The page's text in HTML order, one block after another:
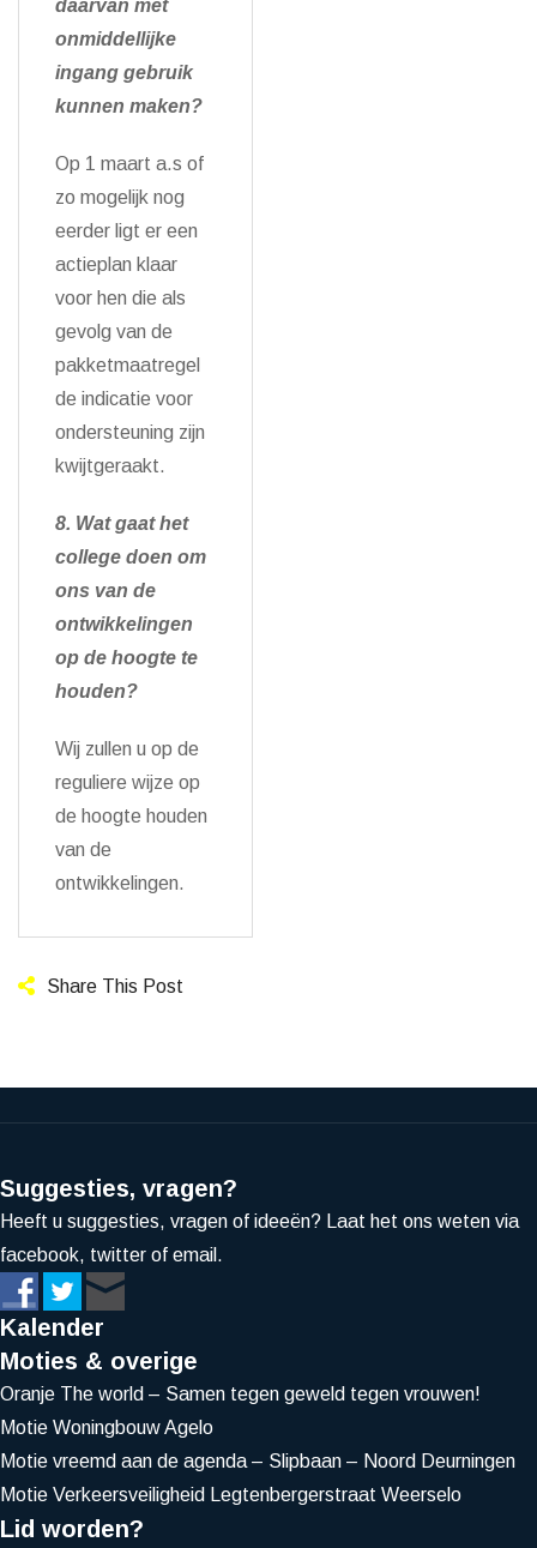
daarvan met
onmiddellijke
ingang gebruik
kunnen maken?
Op 1 maart a.s of
zo mogelijk nog
eerder ligt er een
actieplan klaar
voor hen die als
gevolg van de
pakketmaatregel
de indicatie voor
ondersteuning zijn
kwijtgeraakt.
8. Wat gaat het
college doen om
ons van de
ontwikkelingen
op de hoogte te
houden?
Wij zullen u op de
reguliere wijze op
de hoogte houden
van de
ontwikkelingen.
Share This Post
Suggesties, vragen?
Heeft u suggesties, vragen of ideeën? Laat het ons weten via
facebook, twitter of email.
Kalender
Moties & overige
Oranje The world – Samen tegen geweld tegen vrouwen!
Motie Woningbouw Agelo
Motie vreemd aan de agenda – Slipbaan – Noord Deurningen
Motie Verkeersveiligheid Legtenbergerstraat Weerselo
Lid worden?